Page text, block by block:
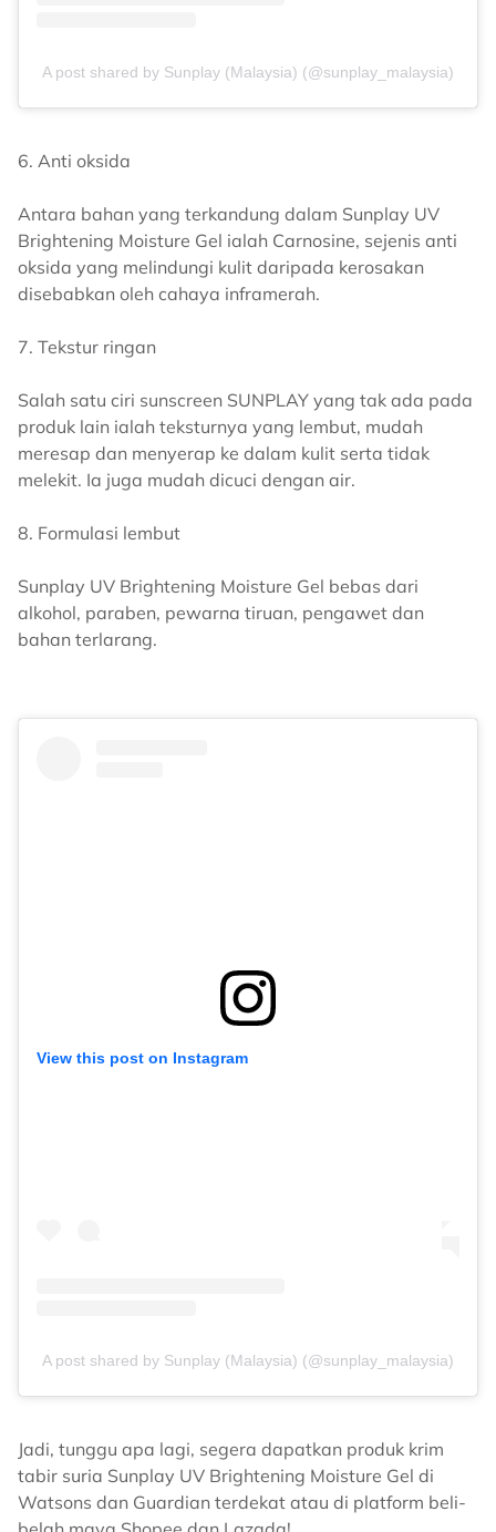
A post shared by Sunplay (Malaysia) (@sunplay_malaysia)
6. Anti oksida
Antara bahan yang terkandung dalam Sunplay UV
Brightening Moisture Gel ialah Carnosine, sejenis anti
oksida yang melindungi kulit daripada kerosakan
disebabkan oleh cahaya inframerah.
7. Tekstur ringan
Salah satu ciri sunscreen SUNPLAY yang tak ada pada
produk lain ialah teksturnya yang lembut, mudah
meresap dan menyerap ke dalam kulit serta tidak
melekit. Ia juga mudah dicuci dengan air.
8. Formulasi lembut
Sunplay UV Brightening Moisture Gel bebas dari
alkohol, paraben, pewarna tiruan, pengawet dan
bahan terlarang.
View this post on Instagram
A post shared by Sunplay (Malaysia) (@sunplay_malaysia)
Jadi, tunggu apa lagi, segera dapatkan produk krim
tabir suria Sunplay UV Brightening Moisture Gel di
Watsons dan Guardian terdekat atau di platform beli-